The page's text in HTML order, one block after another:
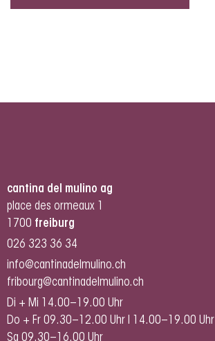
cantina del mulino ag
place des ormeaux 1
1700 freiburg
026 323 36 34
info@cantinadelmulino.ch
fribourg@cantinadelmulino.ch
Di + Mi 14.00–19.00 Uhr
Do + Fr 09.30–12.00 Uhr I 14.00–19.00 Uhr
Sa 09.30–16.00 Uhr